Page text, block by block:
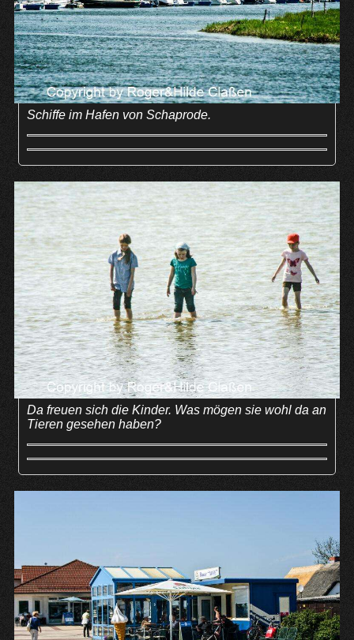
Schiffe im Hafen von Schaprode.
Da freuen sich die Kinder. Was mögen sie wohl da an
Tieren gesehen haben?